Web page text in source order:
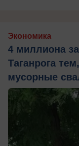
Экономика
4 миллиона
Таганрога
мусорные